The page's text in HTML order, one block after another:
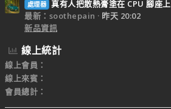
處理器 真有人把散熱膏塗在 CPU 腳座上
最新：soothepain
昨天 20:02
新品資訊
線上統計
線上會員
線上來賓
會員總計